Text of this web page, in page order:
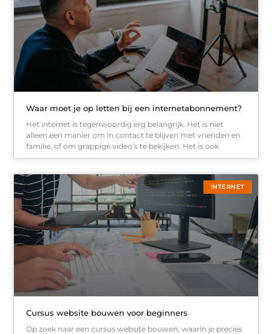
Waar moet je op letten bij een internetabonnement?
Het internet is tegenwoordig erg belangrijk. Het is niet
alleen een manier om in contact te blijven met vrienden en
familie, of om grappige video’s te bekijken. Het is ook
INTERNET
Cursus website bouwen voor beginners
Op zoek naar een cursus website bouwen, waarin je precies